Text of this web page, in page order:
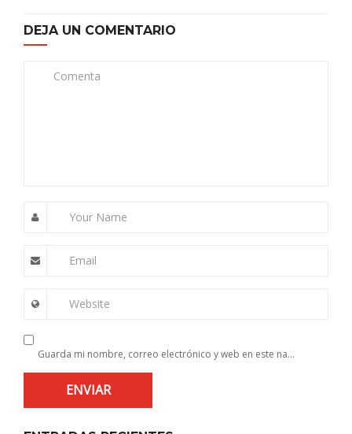
DEJA UN COMENTARIO
Comenta
Your Name
Email
Website
Guarda mi nombre, correo electrónico y web en este navegador para la próxima vez que comente.